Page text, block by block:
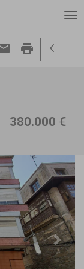
print
380.000 €